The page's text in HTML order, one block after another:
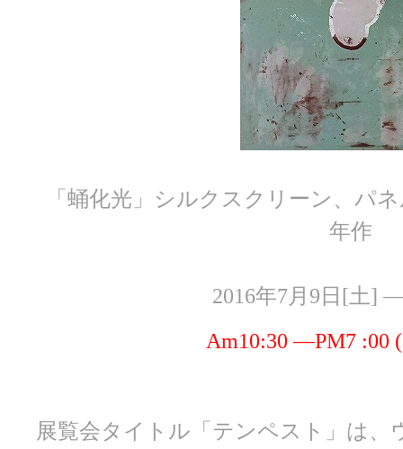
「蛹化光」シルクスクリーン、パネ
年作
2016年7月9日[土]
Am10:30 ―PM7 :00
展覧会タイトル「テンペスト」は